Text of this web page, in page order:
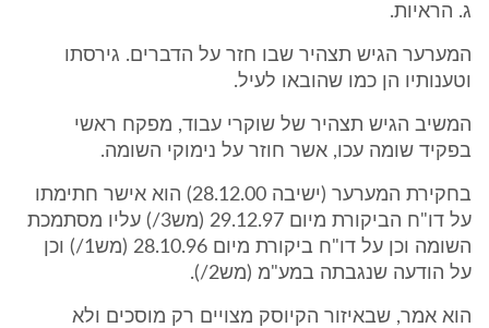
ג. הראיות.
המערער הגיש תצהיר שבו חזר על הדברים. גירסתו
וטענותיו הן כמו שהובאו לעיל.
המשיב הגיש תצהיר של שוקרי עבוד, מפקח ראשי
בפקיד שומה עכו, אשר חוזר על נימוקי השומה.
בחקירת המערער (ישיבה 28.12.00) הוא אישר חתימתו
על דו"ח הביקורת מיום 29.12.97 (מש3/) עליו מסתמכת
השומה וכן על דו"ח ביקורת מיום 28.10.96 (מש1/) וכן
על הודעה שנגבתה במע"מ (מש2/).
הוא אמר, שבאיזור הקיוסק מצויים רק מוסכים ולא